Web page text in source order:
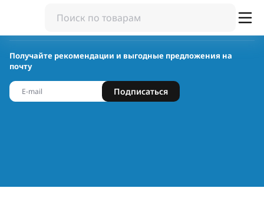
Получайте рекомендации и выгодные предложения на
почту
Подписаться